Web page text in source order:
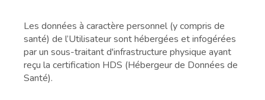
Les données à caractère personnel (y compris de
santé) de l’Utilisateur sont hébergées et infogérées
par un sous-traitant d'infrastructure physique ayant
reçu la certification HDS (Hébergeur de Données de
Santé).